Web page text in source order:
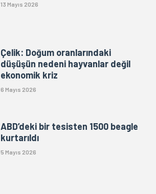
13 Mayıs 2026
Çelik: Doğum oranlarındaki
düşüşün nedeni hayvanlar değil
ekonomik kriz
6 Mayıs 2026
ABD’deki bir tesisten 1500 beagle
kurtarıldı
5 Mayıs 2026